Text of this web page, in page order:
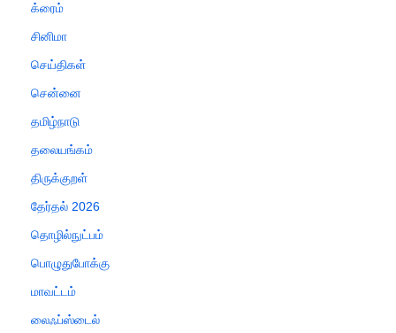
க்ரைம்
சினிமா
செய்திகள்
சென்னை
தமிழ்நாடு
தலையங்கம்
திருக்குறள்
தேர்தல் 2026
தொழில்நுட்பம்
பொழுதுபோக்கு
மாவட்டம்
லைஃப்ஸ்டைல்